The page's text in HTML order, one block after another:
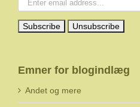
Emner for blogindlæg
Andet og mere